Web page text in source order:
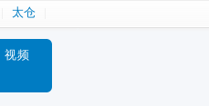
太仓
视频